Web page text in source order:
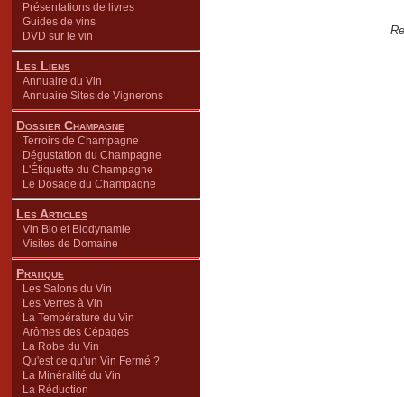
Présentations de livres
Guides de vins
DVD sur le vin
Les Liens
Annuaire du Vin
Annuaire Sites de Vignerons
Dossier Champagne
Terroirs de Champagne
Dégustation du Champagne
L'Étiquette du Champagne
Le Dosage du Champagne
Les Articles
Vin Bio et Biodynamie
Visites de Domaine
Pratique
Les Salons du Vin
Les Verres à Vin
La Température du Vin
Arômes des Cépages
La Robe du Vin
Qu'est ce qu'un Vin Fermé ?
La Minéralité du Vin
La Réduction